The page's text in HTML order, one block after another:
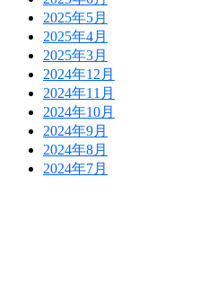
2025年5月
2025年4月
2025年3月
2024年12月
2024年11月
2024年10月
2024年9月
2024年8月
2024年7月